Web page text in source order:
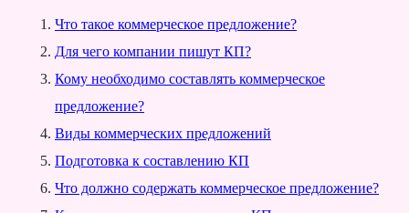
Что такое коммерческое предложение?
Для чего компании пишут КП?
Кому необходимо составлять коммерческое
предложение?
Виды коммерческих предложений
Подготовка к составлению КП
Что должно содержать коммерческое предложение?